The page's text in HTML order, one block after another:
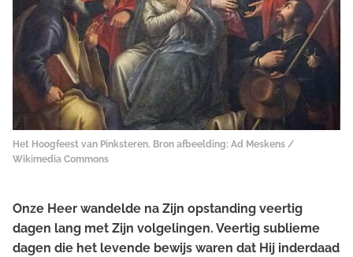
Het Hoogfeest van Pinksteren. Bron afbeelding: Ad Meskens /
Wikimedia Commons
Onze Heer wandelde na Zijn opstanding veertig
dagen lang met Zijn volgelingen. Veertig sublieme
dagen die het levende bewijs waren dat Hij inderdaad